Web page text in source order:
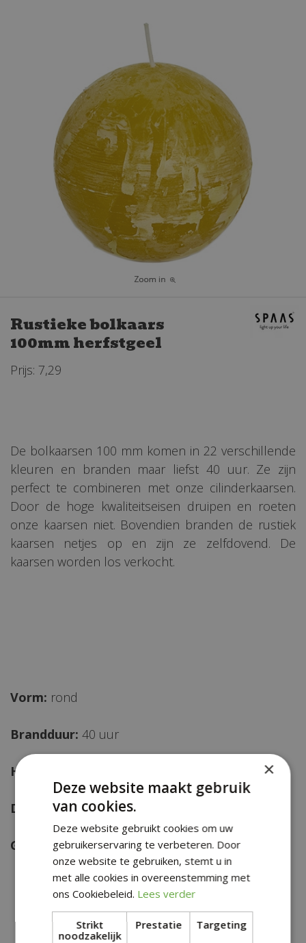
Rustieke bolkaars
100mm herfstgeel
Prijs: 7,29
De bolkaarsen 100 mm komen in 22 verschillende
kleuren en branden maar liefst 40 uur. Ze zijn
perfect te combineren met onze cilinderkaarsen.
Door de hoge kwaliteitseisen druipen en roeten
onze kaarsen niet. Bovendien branden de rustiek
kaarsen netjes op en zijn ze zelfdovend. De
kaarsen worden los verkocht.
Vorm: rond
Brandduur: 40 uur
Hoogte:
Diameter:100 mm
Gewicht:420 g
×
Deze website maakt gebruik
van cookies.
Deze website gebruikt cookies om uw
gebruikerservaring te verbeteren. Door
onze website te gebruiken, stemt u in
met alle cookies in overeenstemming met
ons Cookiebeleid. Lees verder
Strikt
noodzakelijk
Prestatie Targeting